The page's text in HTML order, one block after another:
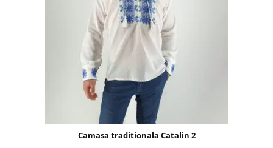
Camasa traditionala Catalin 2